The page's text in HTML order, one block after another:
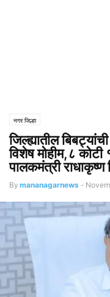
नगर जिल्हा
जिल्ह्यातील
विशेष मोहीम,८
पालकमंत्री राधाकृष्ण
By mananagarnews -